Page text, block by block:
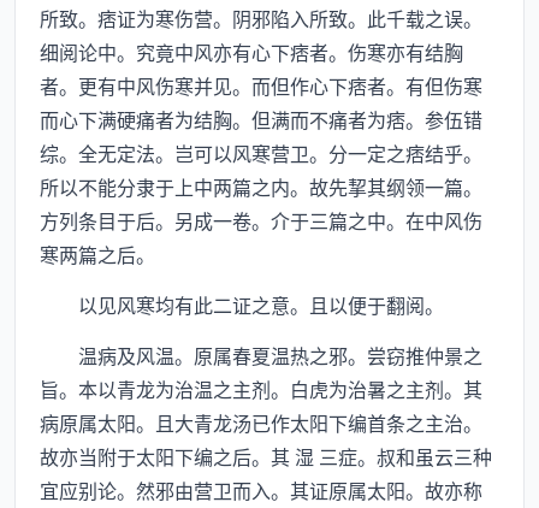
所致。痞证为寒伤营。阴邪陷入所致。此千载之误。
细阅论中。究竟中风亦有心下痞者。伤寒亦有结胸
者。更有中风伤寒并见。而但作心下痞者。有但伤寒
而心下满硬痛者为结胸。但满而不痛者为痞。参伍错
综。全无定法。岂可以风寒营卫。分一定之痞结乎。
所以不能分隶于上中两篇之内。故先挈其纲领一篇。
方列条目于后。另成一卷。介于三篇之中。在中风伤
寒两篇之后。
以见风寒均有此二证之意。且以便于翻阅。
温病及风温。原属春夏温热之邪。尝窃推仲景之
旨。本以青龙为治温之主剂。白虎为治暑之主剂。其
病原属太阳。且大青龙汤已作太阳下编首条之主治。
故亦当附于太阳下编之后。其 湿 三症。叔和虽云三种
宜应别论。然邪由营卫而入。其证原属太阳。故亦称